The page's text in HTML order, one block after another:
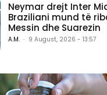
Neymar drejt Inter
Braziliani mund të
Messin dhe Suarezin
A.M. - 9 August, 2026 - 13:57